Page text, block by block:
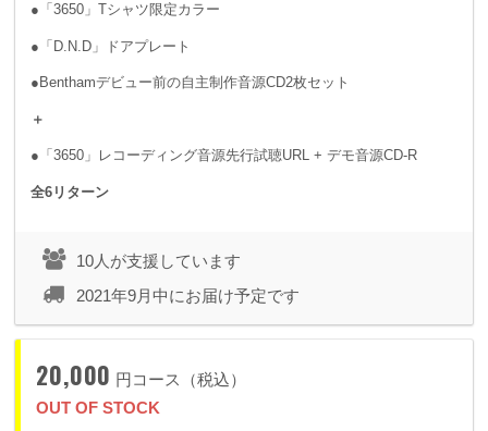
●「3650」Tシャツ限定カラー
●「D.N.D」ドアプレート
●Benthamデビュー前の自主制作音源CD2枚セット
＋
●「3650」レコーディング音源先行試聴URL + デモ音源CD-R
全6リターン
10人が支援しています
2021年9月中にお届け予定です
20,000 円コース（税込）
OUT OF STOCK